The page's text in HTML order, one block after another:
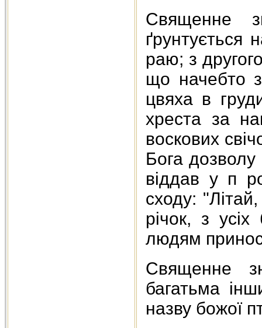
Священне
ґрунтується
раю; з
що начебто
цвяха в
хреста за
воскових
Бога дозволу
віддав у п
сходу:
річок, з
людям
Священне
багатьма
назву божої